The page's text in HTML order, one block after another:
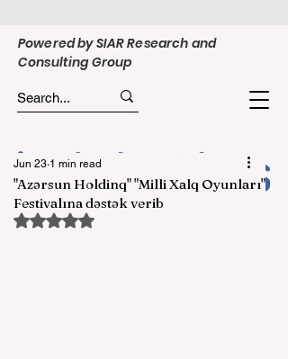
Powered by SIAR Research and
Consulting Group
"Azərsun Holdinq" "Milli Xalq Oyunları"
Festivalına dəstək verib
Jun 23 1 min read
Rated NaN out of 5 stars.